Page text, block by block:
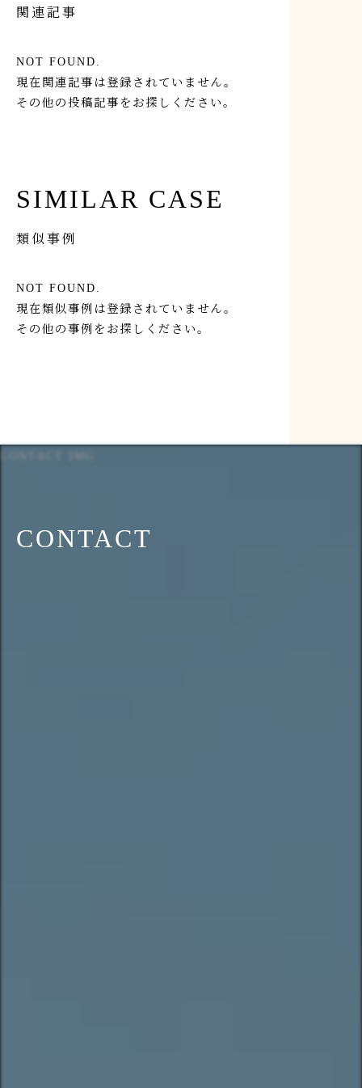
関連記事
NOT FOUND.
現在関連記事は登録されていません。
その他の投稿記事をお探しください。
SIMILAR CASE
類似事例
NOT FOUND.
現在類似事例は登録されていません。
その他の事例をお探しください。
CONTACT